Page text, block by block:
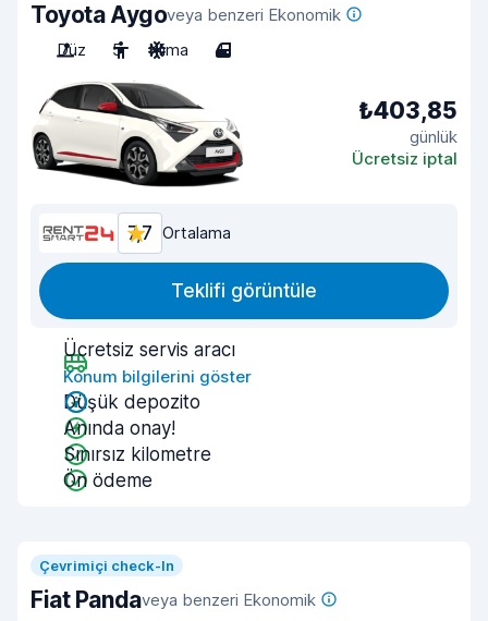
Toyota Aygoveya benzeri Ekonomik
Düz
5 Klima 4
₺403,85
günlük
Ücretsiz iptal
7,7 Ortalama
Teklifi görüntüle
Ücretsiz servis aracı
Konum bilgilerini göster
Düşük depozito
Anında onay!
Sınırsız kilometre
Ön ödeme
Çevrimiçi check-In
Fiat Pandaveya benzeri Ekonomik